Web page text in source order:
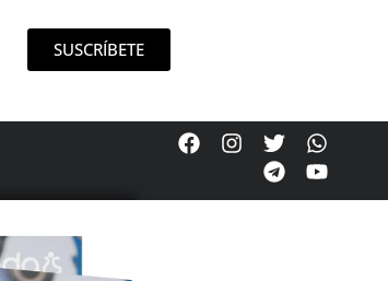
SUSCRÍBETE